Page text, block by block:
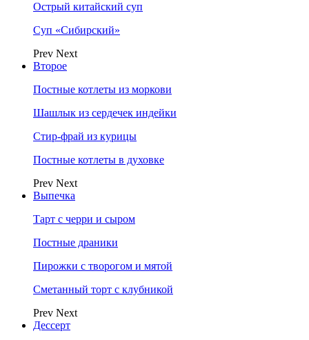
Острый китайский суп
Суп «Сибирский»
Prev Next
Второе
Постные котлеты из моркови
Шашлык из сердечек индейки
Стир-фрай из курицы
Постные котлеты в духовке
Prev Next
Выпечка
Тарт с черри и сыром
Постные драники
Пирожки с творогом и мятой
Сметанный торт с клубникой
Prev Next
Дессерт